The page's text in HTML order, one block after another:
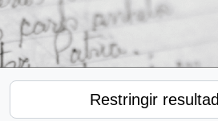
Restringir